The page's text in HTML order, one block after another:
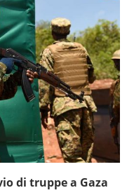
di truppe a Gaza